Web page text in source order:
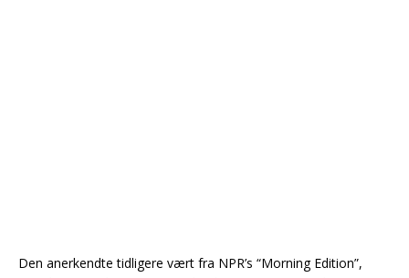
Den anerkendte tidligere vært fra NPR’s “Morning Edition”,